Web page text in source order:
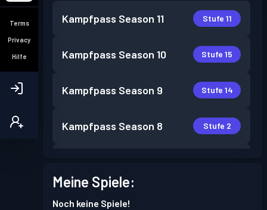
Terms
Privacy
Hilfe
Kampfpass Season 11 Stufe 11
Kampfpass Season 10 Stufe 15
Kampfpass Season 9 Stufe 14
Kampfpass Season 8 Stufe 2
Kampfpass Season 6
Meine Spiele:
Noch keine Spiele!